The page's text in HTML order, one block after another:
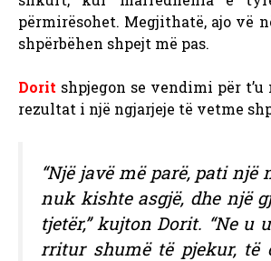
përmirësohet. Megjithatë, ajo vë
shpërbëhen shpejt më pas.
Dorit shpjegon se vendimi për
rezultat i një ngjarjeje të vetme
“Një javë më parë, pati një
nuk kishte asgjë, dhe një
tjetër,” kujton Dorit. “Ne u
rritur shumë të pjekur, të